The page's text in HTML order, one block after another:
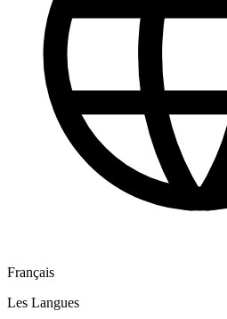
Français
Les Langues